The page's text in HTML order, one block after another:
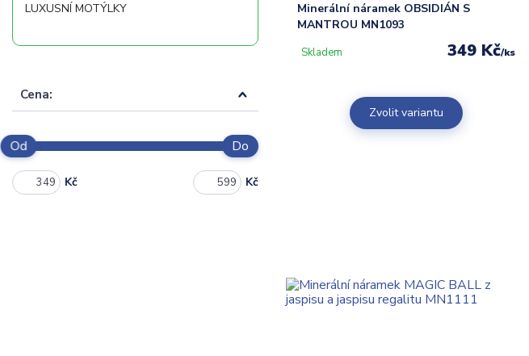
LUXUSNÍ MOTÝLKY
Cena:
Kč
Od Do
Kč
Minerální náramek OBSIDIÁN S
MANTROU MN1093
349 Kč/ks
Skladem
Zvolit variantu